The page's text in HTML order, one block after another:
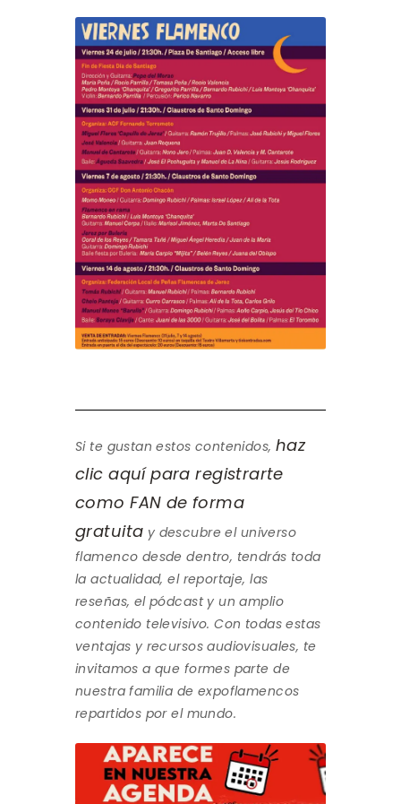
Si te gustan estos contenidos,haz
clic aquí para registrarte
como FAN de forma
gratuita y descubre el universo
flamenco desde dentro, tendrás toda
la actualidad, el reportaje, las
reseñas, el pódcast y un amplio
contenido televisivo. Con todas estas
ventajas y recursos audiovisuales, te
invitamos a que formes parte de
nuestra familia de expoflamencos
repartidos por el mundo.